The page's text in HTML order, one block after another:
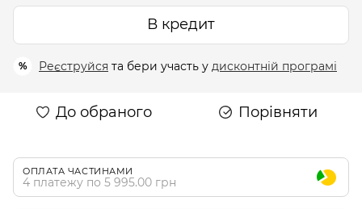
В кредит
% Реєструйся та бери участь у дисконтній програмі
До обраного Порівняти
ОПЛАТА ЧАСТИНАМИ
4 платежу по 5 995.00 грн